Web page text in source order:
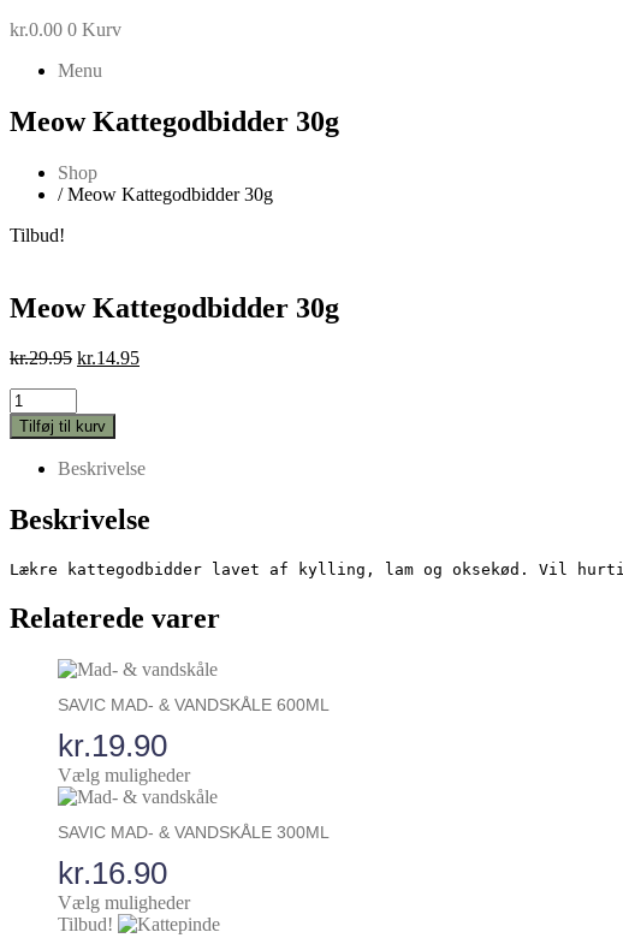
kr.0.00 0 Kurv
Menu
Meow Kattegodbidder 30g
Shop
/ Meow Kattegodbidder 30g
Tilbud!
Meow Kattegodbidder 30g
kr.29.95 Den
var:
kr.29.95.
kr.14.95Den
Meow
Kattegodbidder
30g
antal
Tilføj til kurv
Beskrivelse
Beskrivelse
Lækre kattegodbidder lavet af kylling, lam og oksekød. Vil
Relaterede varer
SAVIC MAD- & VANDSKÅLE 600ML
kr.19.90
Vælg muligheder
Dette
har
flere
varianter.
Mulighederne
kan
på
varesiden
SAVIC MAD- & VANDSKÅLE 300ML
kr.16.90
Vælg muligheder
Dette
har
flere
varianter.
Mulighederne
kan
Tilbud!